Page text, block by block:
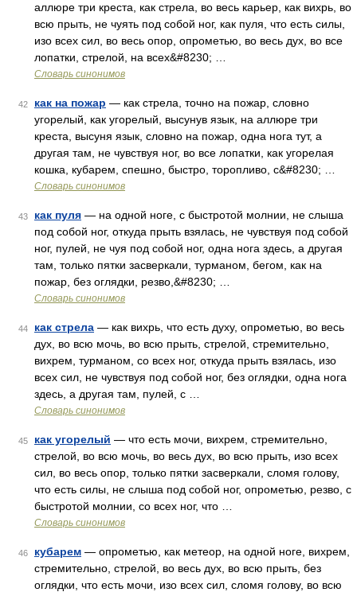
аллюре три креста, как стрела, во весь карьер, как вихрь, во
всю прыть, не чуять под собой ног, как пуля, что есть силы,
изо всех сил, во весь опор, опрометью, во весь дух, во все
лопатки, стрелой, на всех&#8230; …
Словарь синонимов
42 как на пожар — как стрела, точно на пожар, словно
угорелый, как угорелый, высунув язык, на аллюре три
креста, высуня язык, словно на пожар, одна нога тут, а
другая там, не чувствуя ног, во все лопатки, как угорелая
кошка, кубарем, спешно, быстро, торопливо, с&#8230; …
Словарь синонимов
43 как пуля — на одной ноге, с быстротой молнии, не слыша
под собой ног, откуда прыть взялась, не чувствуя под собой
ног, пулей, не чуя под собой ног, одна нога здесь, а другая
там, только пятки засверкали, турманом, бегом, как на
пожар, без оглядки, резво,&#8230; …
Словарь синонимов
44 как стрела — как вихрь, что есть духу, опрометью, во весь
дух, во всю мочь, во всю прыть, стрелой, стремительно,
вихрем, турманом, со всех ног, откуда прыть взялась, изо
всех сил, не чувствуя под собой ног, без оглядки, одна нога
здесь, а другая там, пулей, с …
Словарь синонимов
45 как угорелый — что есть мочи, вихрем, стремительно,
стрелой, во всю мочь, во весь дух, во всю прыть, изо всех
сил, во весь опор, только пятки засверкали, сломя голову,
что есть силы, не слыша под собой ног, опрометью, резво, с
быстротой молнии, со всех ног, что …
Словарь синонимов
46 кубарем — опрометью, как метеор, на одной ноге, вихрем,
стремительно, стрелой, во весь дух, во всю прыть, без
оглядки, что есть мочи, изо всех сил, сломя голову, во всю